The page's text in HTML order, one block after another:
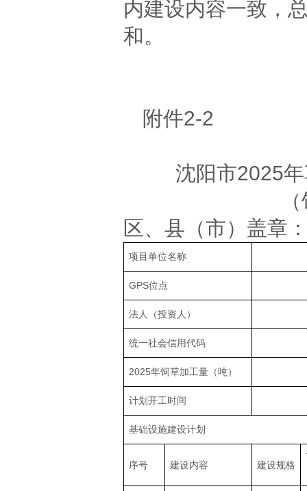
内建设内容一致，
和。
附件2-2
沈阳市2025
区、县（市）盖章
项目单位名称
GPS位点
法人（投资人）
统一社会信用代码
2025年饲草加工量（吨）
计划开工时间
基础设施建设计划
序号 建设内容 建设规格